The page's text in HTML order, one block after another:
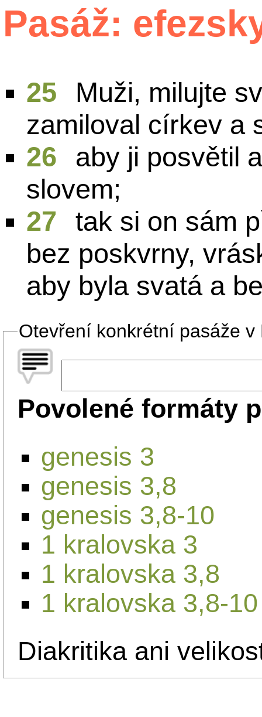
Pasáž:
25
Muži, milujte
zamiloval církev a
26
aby ji posvětil
slovem;
27
tak si on sám
bez poskvrny,
aby byla svatá a
Otevření konkrétní pasáže v
Povolené formáty
genesis 3
genesis 3,8
genesis 3,8-10
1 kralovska 3
1 kralovska 3,8
1 kralovska 3,8-10
Diakritika ani